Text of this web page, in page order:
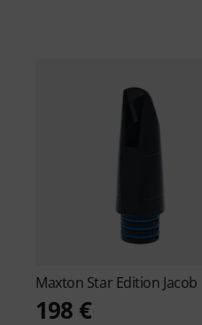
Maxton Star Edition Jacob
198 €